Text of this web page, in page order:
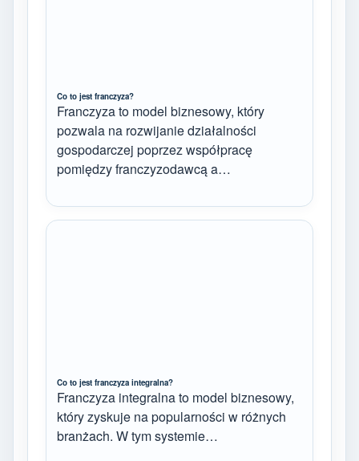
Co to jest franczyza?
Franczyza to model biznesowy, który
pozwala na rozwijanie działalności
gospodarczej poprzez współpracę
pomiędzy franczyzodawcą a…
Co to jest franczyza integralna?
Franczyza integralna to model biznesowy,
który zyskuje na popularności w różnych
branżach. W tym systemie…